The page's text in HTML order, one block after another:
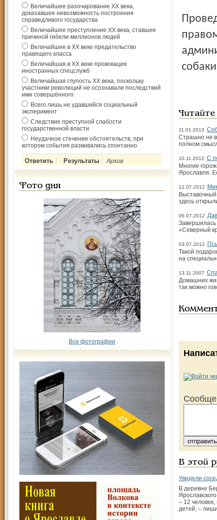
Величайшее разочарование ХХ века,
доказавшее невозможность построения
справедливого государства
Величайшее преступление ХХ века, ставшее
причиной гибели миллионов людей
Величайшее в ХХ веке предательство
правящего класса
Величайшая в ХХ веке провокация
иностранных спецслужб
Величайшая глупость ХХ века, поскольку
участники революций не осознавали последствий
ими совершённого
Всего лишь не удавшийся социальный
эксперимент
Следствие преступной слабости
государственной власти
Неудачное стечение обстоятельств, при
котором события развивались спонтанно
Архив
Фото дня
Все фотографии
11.01.2013
Страшно не
полном
10.11.2012 С
Многие
Ярославля.
12.07.2012
здесь
06.07.2012
Завершилась
«Северный
03.07.2012
Такой
на
13.11.2007
Домашних
так можно
В этой
Увидели
В деревне
– 12
детей, –